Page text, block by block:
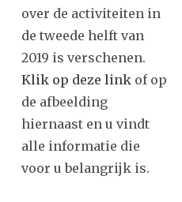
over de activiteiten in
de tweede helft van
2019 is verschenen.
Klik op deze link of op
de afbeelding
hiernaast en u vindt
alle informatie die
voor u belangrijk is.